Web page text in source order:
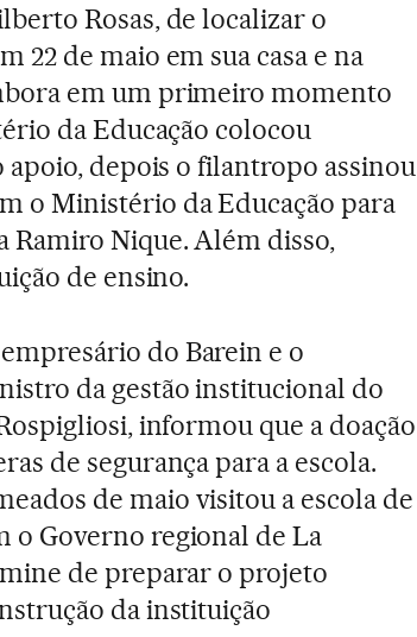
Rosas, de localizar o
22 de maio em sua casa e na
em um primeiro momento
da Educação colocou
depois o filantropo assinou
o Ministério da Educação para
Ramiro Nique. Além disso,
de ensino.
do Barein e o
da gestão institucional do
informou que a doação
de segurança para a escola.
de maio visitou a escola de
o Governo regional de La
de preparar o projeto
da instituição